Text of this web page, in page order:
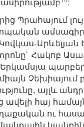
Պրահայում
Արևելյան
Հակոբ
Երկամսյա
միայն Չեխիայում
այլև
հայ
ու